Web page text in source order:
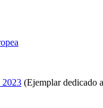
2023 (Ejemplar dedicado